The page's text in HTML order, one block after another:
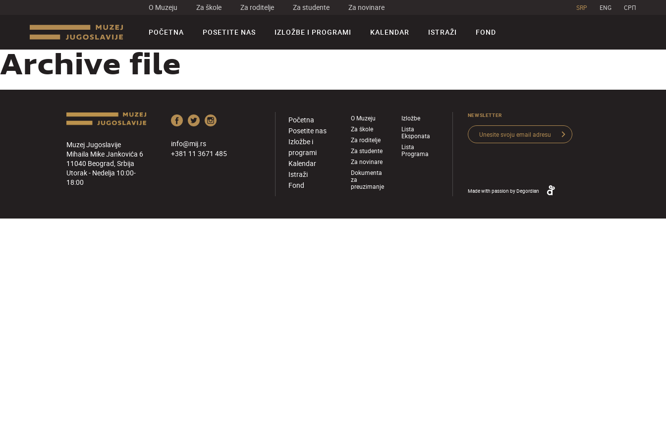
O Muzeju Za škole Za roditelje Za studente Za novinare SRP ENG CPП
POČETNA POSETITE NAS IZLOŽBE I PROGRAMI KALENDAR ISTRAŽI FOND
Archive file
Muzej Jugoslavije
Mihaila Mike Jankovića 6
11040 Beograd, Srbija
Utorak - Nedelja 10:00-
18:00
info@mij.rs
+381 11 3671 485
Početna
Posetite nas
Izložbe i
programi
Kalendar
Istraži
Fond
O Muzeju
Za škole
Za roditelje
Za studente
Za novinare
Dokumenta
za
preuzimanje
Izložbe
Lista
Eksponata
Lista
Programa
NEWSLETTER
Made with passion byDegordian